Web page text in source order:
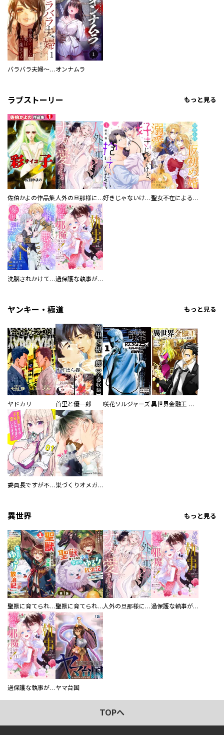
バラバラ夫婦～手足をなくした夫はまだ生きてる オンナムラ
ラブストーリー もっと見る
佐伯かよの作品集 人外の旦那様に娶られ毎晩ナカまで愛される…。アンソロジー 好きじゃないけど、抱いてください【電子単行本版／特典おまけ付き】 聖女不在による仮初め婚なのに、不器用な王太子に溺愛されています【電子単行本版／特典おまけ付き】
洗脳されかけていた悪役令嬢ですが家出を決意しました。【電子単行本版／特典おまけ付き】 過保護な執事が私の婚活を邪魔してきます！ 分冊版
ヤンキー・極道 もっと見る
ヤドカリ 首里と優一郎 咲花ソルジャーズ 異世界金融王 ～クローネ・ゴルディオンの覇道～
委員長ですが不良になるほど恋してます！ 巣づくりオメガバース
異世界 もっと見る
聖獣に育てられた少年の異世界ゆるり放浪記～神様からもらったチート魔法で、仲間たちとスローライフを満喫中～ 聖獣に育てられた少年の異世界ゆるり放浪記～神様からもらったチート魔法で、仲間たちとスローライフを満喫中～【分冊版】 人外の旦那様に娶られ毎晩ナカまで愛される…。アンソロジー 過保護な執事が私の婚活を邪魔してきます！ 分冊版
過保護な執事が私の婚活を邪魔してきます！ ヤマ台国
TOPへ